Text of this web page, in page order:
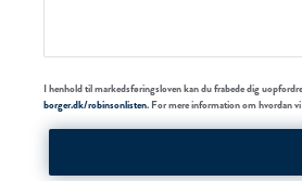
I henhold til markedsføringsloven kan du frabede dig
borger.dk/robinsonlisten. For mere information om hvordan